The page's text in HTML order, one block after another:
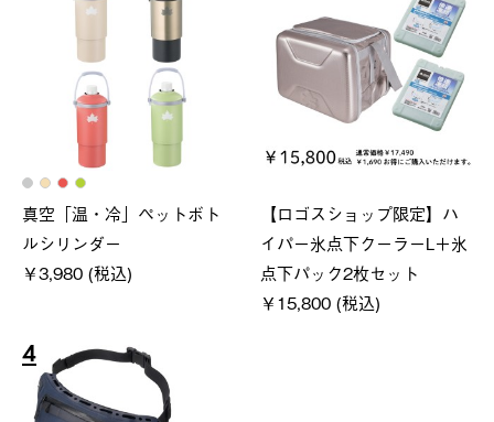
真空「温・冷」ペットボト
ルシリンダー
￥3,980 (税込)
【ロゴスショップ限定】ハ
イパー氷点下クーラーL＋氷
点下パック2枚セット
￥15,800 (税込)
4